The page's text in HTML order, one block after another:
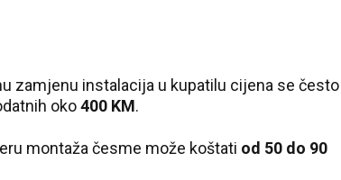
zamjenu instalacija u kupatilu cijena se često
oko400 KM.
montaža česme može koštati od 50 do 90